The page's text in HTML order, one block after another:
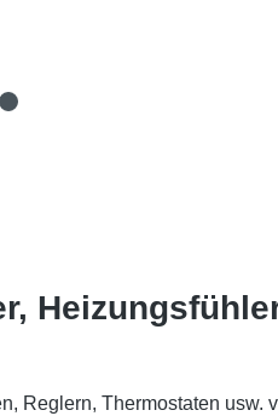
Reglern, Thermostaten usw.